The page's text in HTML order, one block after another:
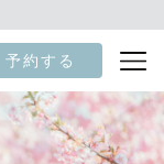
予約する